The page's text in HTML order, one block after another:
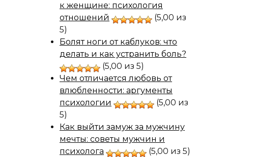
к женщине: психология
отношений
(5,00 из
5)
Болят ноги от каблуков: что
делать и как устранить боль?
(5,00 из 5)
Чем отличается любовь от
влюбленности: аргументы
психологии
(5,00 из
5)
Как выйти замуж за мужчину
мечты: советы мужчин и
психолога
(5,00 из 5)